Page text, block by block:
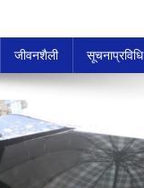
जीवनशैली सूचनाप्रविधि